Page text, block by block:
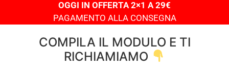
OGGI IN OFFERTA 2×1 A 29€
PAGAMENTO ALLA CONSEGNA
COMPILA IL MODULO E TI
RICHIAMIAMO